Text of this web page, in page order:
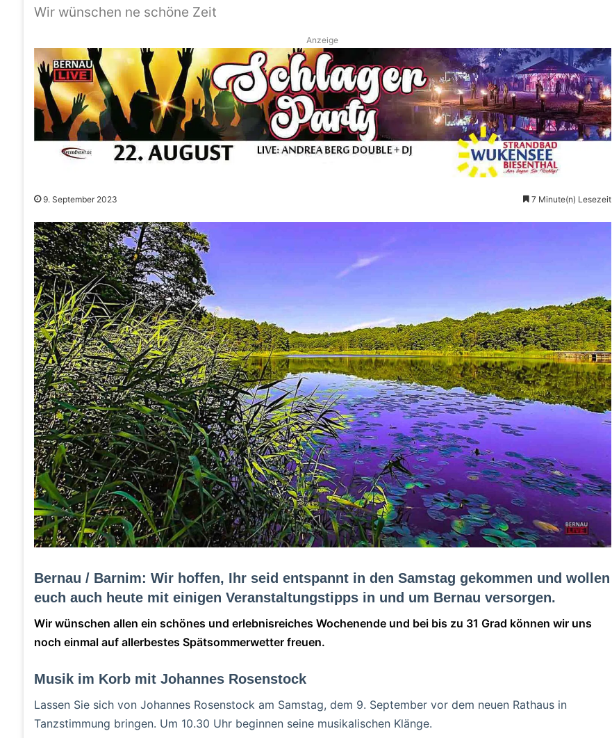
Wir wünschen ne schöne Zeit
Anzeige
9. September 2023 7 Minute(n) Lesezeit
Bernau / Barnim: Wir hoffen, Ihr seid entspannt in den Samstag gekommen und wollen
euch auch heute mit einigen Veranstaltungstipps in und um Bernau versorgen.
Wir wünschen allen ein schönes und erlebnisreiches Wochenende und bei bis zu 31 Grad können wir uns
noch einmal auf allerbestes Spätsommerwetter freuen.
Musik im Korb mit Johannes Rosenstock
Lassen Sie sich von Johannes Rosenstock am Samstag, dem 9. September vor dem neuen Rathaus in
Tanzstimmung bringen. Um 10.30 Uhr beginnen seine musikalischen Klänge.